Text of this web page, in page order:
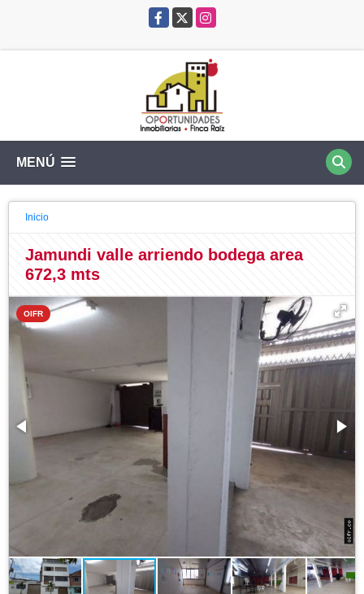
Facebook
X Instagram
MENÚ
Inicio
Jamundi valle arriendo bodega area
672,3 mts
OIFR